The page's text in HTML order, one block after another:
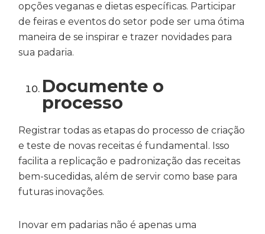
opções veganas e dietas específicas. Participar
de feiras e eventos do setor pode ser uma ótima
maneira de se inspirar e trazer novidades para
sua padaria.
Documente o
processo
Registrar todas as etapas do processo de criação
e teste de novas receitas é fundamental. Isso
facilita a replicação e padronização das receitas
bem-sucedidas, além de servir como base para
futuras inovações.
Inovar em padarias não é apenas uma